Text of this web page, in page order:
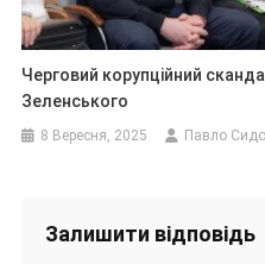
Черговий корупційний
Зеленського
8 Вересня, 2025 Павло
Залишити відповідь